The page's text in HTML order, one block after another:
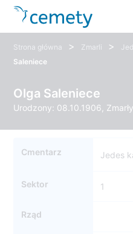
Strona główna > Zmarli >
Saleniece
Olga Saleniece
Urodzony: 08.10.1906,
Cmentarz Jedes
Sektor 1
Rząd